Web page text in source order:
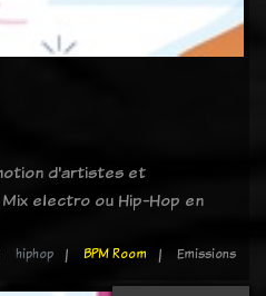
d'artistes et
electro ou Hip-Hop en
hiphop BPM Room Emissions